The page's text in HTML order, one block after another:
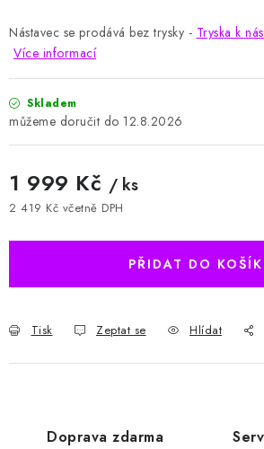
Nástavec se prodává bez trysky - Tryska k
Více informací
Skladem
12.8.2026
1 999 Kč / ks
2 419 Kč včetně DPH
PŘIDAT DO
Tisk Zeptat se Hlídat
Doprava zdarma